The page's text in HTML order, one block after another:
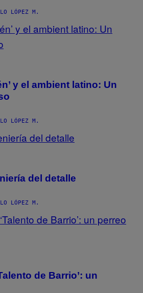
LÓPEZ M.
y el ambient latino: Un
LÓPEZ M.
del detalle
LÓPEZ M.
de Barrio’: un